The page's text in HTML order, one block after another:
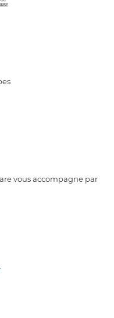
vous accompagne par